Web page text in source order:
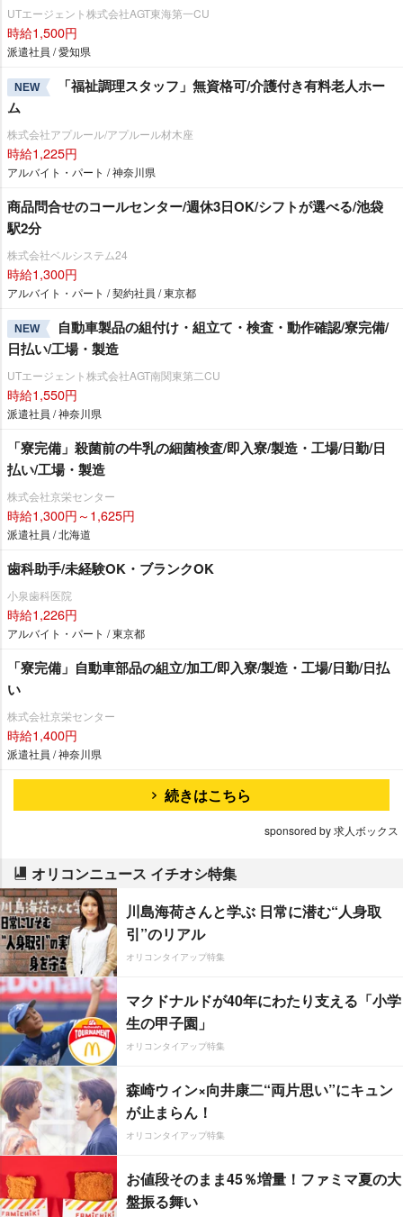
UTエージェント株式会社AGT東海第一CU
時給1,500円
派遣社員 / 愛知県
NEW
「福祉調理スタッフ」無資格可/介護付き有料老人ホー
ム
株式会社アプルール/アプルール材木座
時給1,225円
アルバイト・パート / 神奈川県
商品問合せのコールセンター/週休3日OK/シフトが選べる/池袋
駅2分
株式会社ベルシステム24
時給1,300円
アルバイト・パート / 契約社員 / 東京都
NEW
自動車製品の組付け・組立て・検査・動作確認/寮完備/
日払い/工場・製造
UTエージェント株式会社AGT南関東第二CU
時給1,550円
派遣社員 / 神奈川県
「寮完備」殺菌前の牛乳の細菌検査/即入寮/製造・工場/日勤/日
払い/工場・製造
株式会社京栄センター
時給1,300円～1,625円
派遣社員 / 北海道
歯科助手/未経験OK・ブランクOK
小泉歯科医院
時給1,226円
アルバイト・パート / 東京都
「寮完備」自動車部品の組立/加工/即入寮/製造・工場/日勤/日払
い
株式会社京栄センター
時給1,400円
派遣社員 / 神奈川県
続きはこちら
sponsored by 求人ボックス
オリコンニュース イチオシ特集
川島海荷さんと学ぶ 日常に潜む“人身取
引”のリアル
オリコンタイアップ特集
マクドナルドが40年にわたり支える「小学
生の甲子園」
オリコンタイアップ特集
森崎ウィン×向井康二“両片思い”にキュン
が止まらん！
オリコンタイアップ特集
お値段そのまま45％増量！ファミマ夏の大
盤振る舞い